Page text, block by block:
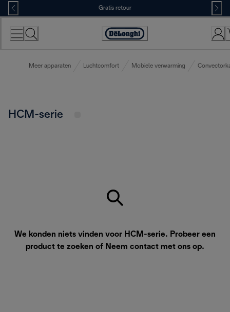
Skip
to
Content
Gratis retour
Accessibility
Meer apparaten Luchtcomfort Mobiele verwarming
HCM-serie
We konden niets vinden voor HCM-serie. Probeer een
product te zoeken of Neem contact met ons op.